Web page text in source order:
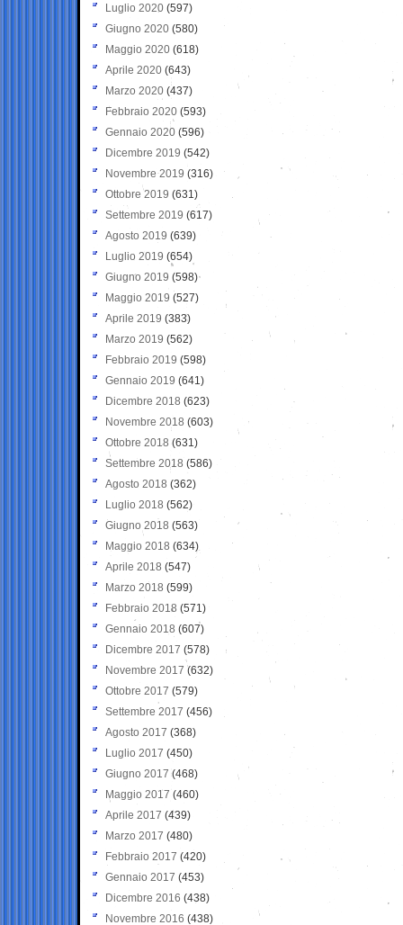
Luglio 2020 (597)
Giugno 2020 (580)
Maggio 2020 (618)
Aprile 2020 (643)
Marzo 2020 (437)
Febbraio 2020 (593)
Gennaio 2020 (596)
Dicembre 2019 (542)
Novembre 2019 (316)
Ottobre 2019 (631)
Settembre 2019 (617)
Agosto 2019 (639)
Luglio 2019 (654)
Giugno 2019 (598)
Maggio 2019 (527)
Aprile 2019 (383)
Marzo 2019 (562)
Febbraio 2019 (598)
Gennaio 2019 (641)
Dicembre 2018 (623)
Novembre 2018 (603)
Ottobre 2018 (631)
Settembre 2018 (586)
Agosto 2018 (362)
Luglio 2018 (562)
Giugno 2018 (563)
Maggio 2018 (634)
Aprile 2018 (547)
Marzo 2018 (599)
Febbraio 2018 (571)
Gennaio 2018 (607)
Dicembre 2017 (578)
Novembre 2017 (632)
Ottobre 2017 (579)
Settembre 2017 (456)
Agosto 2017 (368)
Luglio 2017 (450)
Giugno 2017 (468)
Maggio 2017 (460)
Aprile 2017 (439)
Marzo 2017 (480)
Febbraio 2017 (420)
Gennaio 2017 (453)
Dicembre 2016 (438)
Novembre 2016 (438)